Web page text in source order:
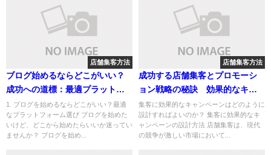
店舗集客方法
ブログ始めるならどこがいい？
成功への道標：最適プラットフ
ォーム＆収益化戦略
1. ブログを始めるならどこがいい？最適
なプラットフォーム選び ブログを始めた
いけど、どこから始めたらいいか迷ってい
ませんか？ ブログを始め...
店舗集客方法
成功する店舗集客とプロモーシ
ョン戦略の秘訣 効果的なキャ
ンペーンから地域密着型アプロ
ーチまで
集客に効果的なキャンペーンはどのように
設計すればよいのか？ 集客に効果的なキ
ャンペーンの設計方法 店舗集客は、現代
の競争が激しい市場において...